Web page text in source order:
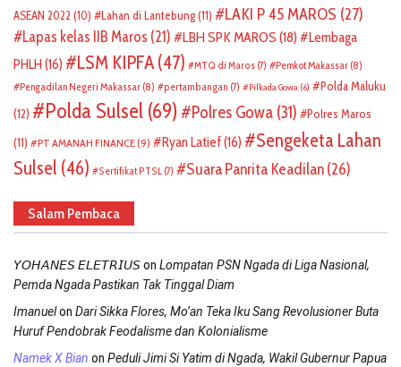
ASEAN 2022 (10) Lahan di Lantebung(11) LAKI P 45 MAROS (27)
Lapas kelas IIB Maros (21) LBH SPK MAROS (18)
Lembaga
PHLH (16) LSM KIPFA (47) MTQ di Maros (7) Pemkot Makassar (8)
Pengadilan Negeri Makassar (8) pertambangan (7) Pilkada Gowa (6)
Polda Maluku
(12)
Polda Sulsel (69) Polres Gowa (31)
Polres Maros
(11)
PT AMANAH FINANCE(9) Ryan Latief(16)
Sengeketa Lahan
Sulsel (46) Sertifikat PTSL (7) Suara Panrita Keadilan(26)
Salam Pembaca
𝘠𝘖𝘏𝘈𝘕𝘌𝘚 𝘌𝘓𝘌𝘛𝘙𝘐𝘜𝘚on Lompatan PSN Ngada di Liga Nasional,
Pemda Ngada Pastikan Tak Tinggal Diam
Imanuelon Dari Sikka Flores, Mo’an Teka Iku Sang Revolusioner Buta
Huruf Pendobrak Feodalisme dan Kolonialisme
Namek X Bian on Peduli Jimi Si Yatim di Ngada, Wakil Gubernur Papua